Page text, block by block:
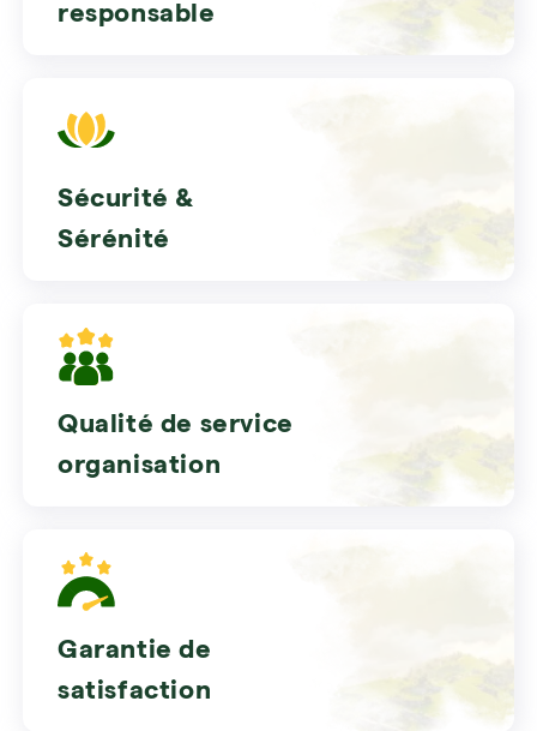
responsable
Sécurité &
Sérénité
Qualité de service
organisation
Garantie de
satisfaction